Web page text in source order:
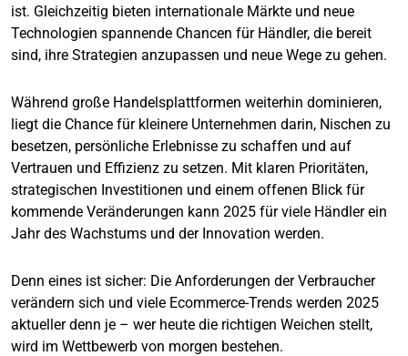
ist. Gleichzeitig bieten internationale Märkte und neue
Technologien spannende Chancen für Händler, die bereit
sind, ihre Strategien anzupassen und neue Wege zu gehen.
Während große Handelsplattformen weiterhin dominieren,
liegt die Chance für kleinere Unternehmen darin, Nischen zu
besetzen, persönliche Erlebnisse zu schaffen und auf
Vertrauen und Effizienz zu setzen. Mit klaren Prioritäten,
strategischen Investitionen und einem offenen Blick für
kommende Veränderungen kann 2025 für viele Händler ein
Jahr des Wachstums und der Innovation werden.
Denn eines ist sicher: Die Anforderungen der Verbraucher
verändern sich und viele Ecommerce-Trends werden 2025
aktueller denn je – wer heute die richtigen Weichen stellt,
wird im Wettbewerb von morgen bestehen.